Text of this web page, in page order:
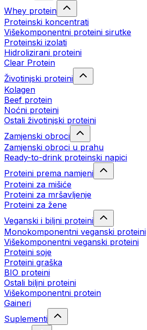
Whey protein
Proteinski koncentrati
Višekomponentni proteini sirutke
Proteinski izolati
Hidrolizirani proteini
Clear Protein
Životinjski proteini
Kolagen
Beef protein
Noćni proteini
Ostali životinjski proteini
Zamjenski obroci
Zamjenski obroci u prahu
Ready-to-drink proteinski napici
Proteini prema namjeni
Proteini za mišiće
Proteini za mršavljenje
Proteini za žene
Veganski i biljni proteini
Monokomponentni veganski proteini
Višekomponentni veganski proteini
Proteini soje
Proteini graška
BIO proteini
Ostali biljni proteini
Višekomponentni protein
Gaineri
Suplementi